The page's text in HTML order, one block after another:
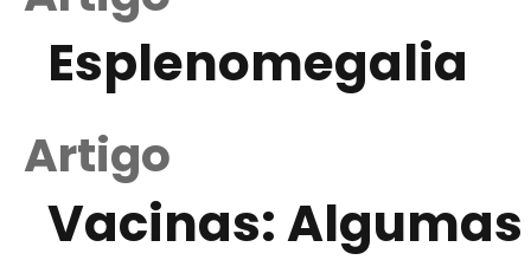
Esplenomegalia
Artigo
Vacinas: